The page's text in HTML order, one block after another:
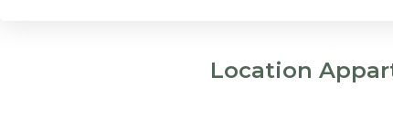
Location